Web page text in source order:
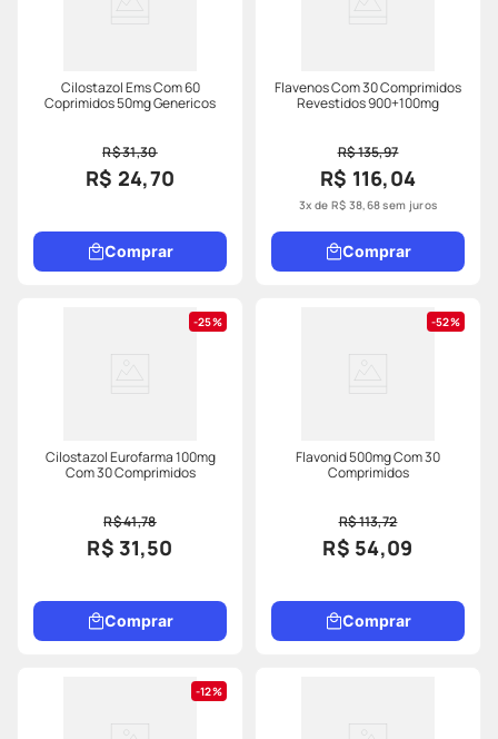
Cilostazol Ems Com 60
Coprimidos 50mg Genericos
R$ 31,30
R$ 24,70
Comprar
Flavenos Com 30 Comprimidos
Revestidos 900+100mg
R$ 135,97
R$ 116,04
3x de R$ 38,68sem juros
Comprar
25%
Cilostazol Eurofarma 100mg
Com 30 Comprimidos
R$ 41,78
R$ 31,50
Comprar
52%
Flavonid 500mg Com 30
Comprimidos
R$ 113,72
R$ 54,09
Comprar
12%